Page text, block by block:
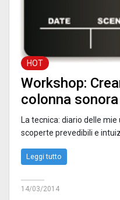
HOT
Workshop:
colonna
La tecnica: diario delle
scoperte prevedibili e
Leggi tutto
14/03/2014